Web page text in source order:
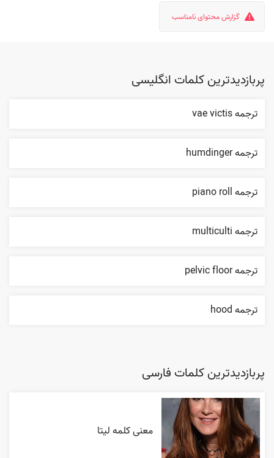
گزارش محتوای نامناسب
پربازدیدترین کلمات انگلیسی
ترجمه vae victis
ترجمه humdinger
ترجمه piano roll
ترجمه multiculti
ترجمه pelvic floor
ترجمه hood
پربازدیدترین کلمات فارسی
معنی کلمه لیتا